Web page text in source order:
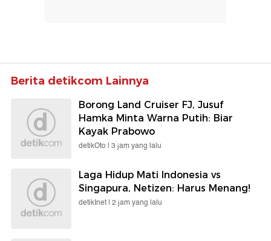
Berita detikcom Lainnya
Borong Land Cruiser FJ, Jusuf
Hamka Minta Warna Putih: Biar
Kayak Prabowo
detikOto | 3 jam yang lalu
Laga Hidup Mati Indonesia vs
Singapura, Netizen: Harus Menang!
detikInet | 2 jam yang lalu